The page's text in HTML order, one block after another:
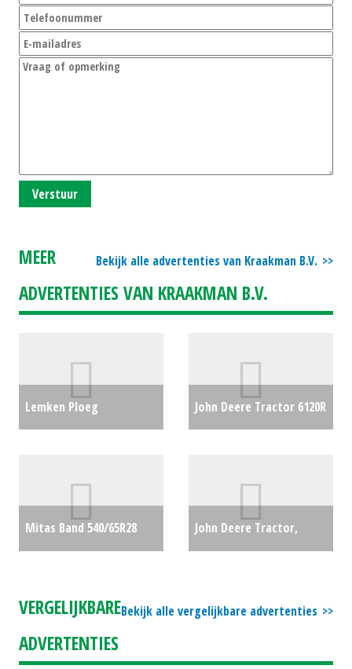
Verstuur
Bekijk alle advertenties van Kraakman B.V.
MEER
ADVERTENTIES VAN KRAAKMAN B.V.
Lemken Ploeg
€0
John Deere Tractor 6120R
Mitas Band 540/65R28
John Deere Tractor,
Bekijk alle vergelijkbare advertenties
VERGELIJKBARE
ADVERTENTIES